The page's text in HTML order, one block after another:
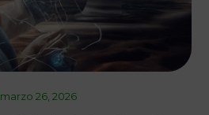
marzo 26, 2026